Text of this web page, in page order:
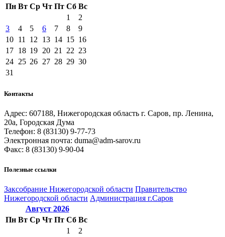
Пн Вт Ср Чт Пт Сб Вс
1
2
3
4 5 6 7 8
9
10 11 12 13 14 15 16
17 18 19 20 21 22 23
24 25 26 27 28 29 30
31
Контакты
Адрес: 607188, Нижегородская область г. Саров, пр. Ленина,
20а, Городская Дума
Телефон: 8 (83130) 9-77-73
Электронная почта: duma@adm-sarov.ru
Факс: 8 (83130) 9-90-04
Полезные ссылки
Закcобрание Нижегородской области Правительство
Нижегородской области Администрация г.Саров
Август 2026
Пн Вт Ср Чт Пт Сб Вс
1
2